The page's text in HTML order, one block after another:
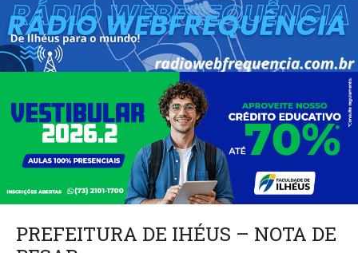
PREFEITURA DE IHÉUS – NOTA DE